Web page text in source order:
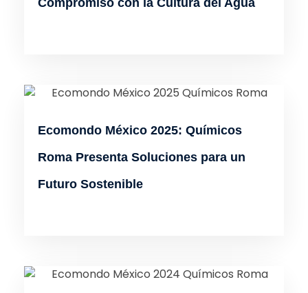
Compromiso con la Cultura del Agua
Ecomondo México 2025: Químicos
Roma Presenta Soluciones para un
Futuro Sostenible